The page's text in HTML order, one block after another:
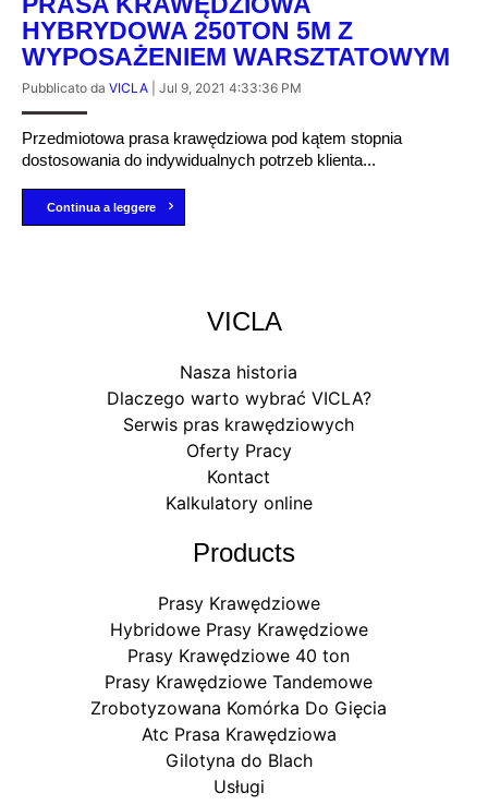
HYBRYDOWA 250TON 5M Z
WYPOSAŻENIEM WARSZTATOWYM
Pubblicato da VICLA Jul 9, 2021 4:33:36 PM
Przedmiotowa prasa krawędziowa pod kątem stopnia
dostosowania do indywidualnych potrzeb klienta...
Continua a leggere
VICLA
Nasza historia
Dlaczego warto wybrać VICLA?
Serwis pras krawędziowych
Oferty Pracy
Kontact
Kalkulatory online
Products
Prasy Krawędziowe
Hybridowe Prasy Krawędziowe
Prasy Krawędziowe 40 ton
Prasy Krawędziowe Tandemowe
Zrobotyzowana Komórka Do Gięcia
Atc Prasa Krawędziowa
Gilotyna do Blach
Usługi